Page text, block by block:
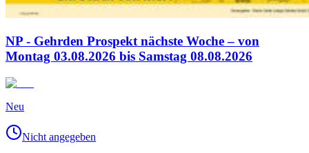
NP - Gehrden Prospekt nächste Woche – von
Montag 03.08.2026 bis Samstag 08.08.2026
Neu
Nicht angegeben